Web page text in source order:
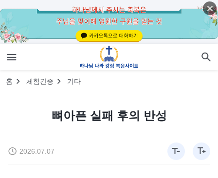
홈 체험간증 기타
뼈아픈 실패 후의 반성
2026.07.07